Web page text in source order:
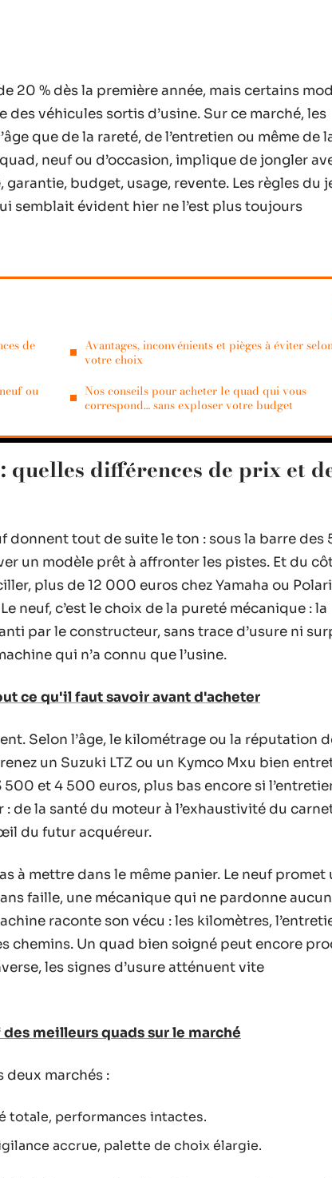
20 % dès la première année, mais certains
des véhicules sortis d’usine. Sur ce marché, les
que de la rareté, de l’entretien ou même de
neuf ou d’occasion, implique de jongler
budget, usage, revente. Les règles du
semblait évident hier ne l’est plus toujours
de
ou
Avantages, inconvénients et pièges à éviter
votre choix
Nos conseils pour acheter le quad qui vous
correspond… sans exploser votre budget
quelles différences de prix et
donnent tout de suite le ton : sous la barre des
un modèle prêt à affronter les pistes. Et du
plus de 12 000 euros chez Yamaha ou
neuf, c’est le choix de la pureté mécanique : la
par le constructeur, sans trace d’usure ni
qui n’a connu que l’usine.
ce qu'il faut savoir avant d'acheter
Selon l’âge, le kilométrage ou la réputation
un Suzuki LTZ ou un Kymco Mxu bien
500 et 4 500 euros, plus bas encore si
de la santé du moteur à l’exhaustivité du
du futur acquéreur.
à mettre dans le même panier. Le neuf promet
faille, une mécanique qui ne pardonne aucun
raconte son vécu : les kilomètres,
chemins. Un quad bien soigné peut encore
les signes d’usure atténuent vite
meilleurs quads sur le marché
marchés :
totale, performances intactes.
accrue, palette de choix élargie.